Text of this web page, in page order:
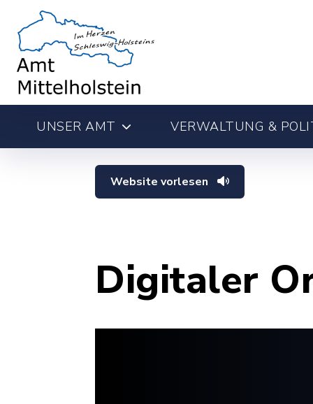
UNSER AMT VERWALTUNG &
Website vorlesen
Digitaler